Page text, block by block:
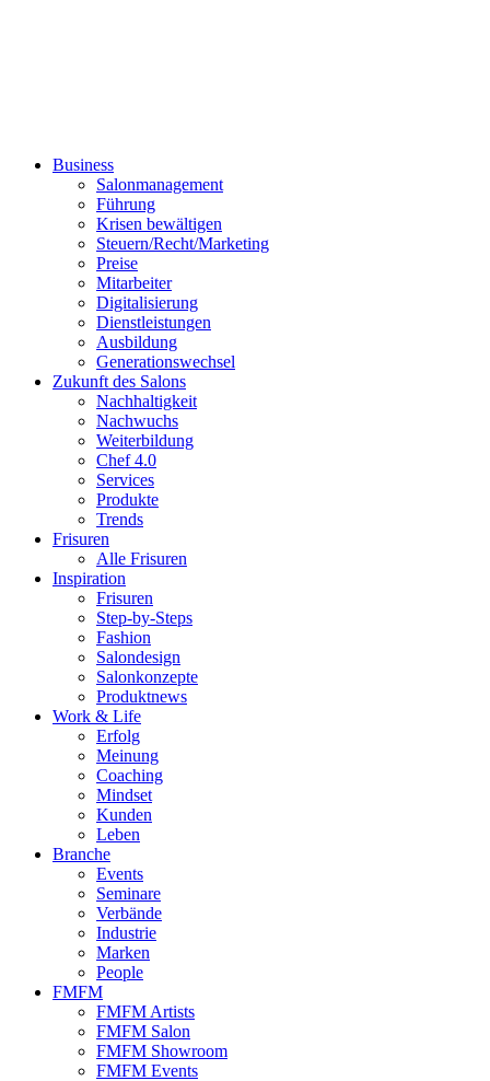
Business
Salonmanagement
Führung
Krisen bewältigen
Steuern/Recht/Marketing
Preise
Mitarbeiter
Digitalisierung
Dienstleistungen
Ausbildung
Generationswechsel
Zukunft des Salons
Nachhaltigkeit
Nachwuchs
Weiterbildung
Chef 4.0
Services
Produkte
Trends
Frisuren
Alle Frisuren
Inspiration
Frisuren
Step-by-Steps
Fashion
Salondesign
Salonkonzepte
Produktnews
Work & Life
Erfolg
Meinung
Coaching
Mindset
Kunden
Leben
Branche
Events
Seminare
Verbände
Industrie
Marken
People
FMFM
FMFM Artists
FMFM Salon
FMFM Showroom
FMFM Events